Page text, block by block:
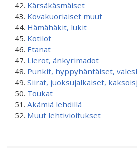
Kärsäkäsmäiset
Kovakuoriaiset muut
Hämähäkit, lukit
Kotilot
Etanat
Lierot, änkyrimadot
Punkit, hyppyhäntäiset,
Siirat, juoksujalkaiset,
Toukat
Äkämiä lehdillä
Muut lehtivioitukset